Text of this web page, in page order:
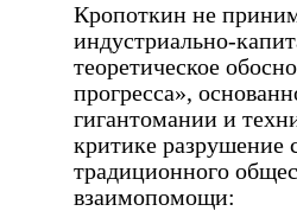
Кропоткин не
индустриально-
теоретическое
прогресса»,
гигантомании и
критике разрушение
традиционного
взаимопомощи: